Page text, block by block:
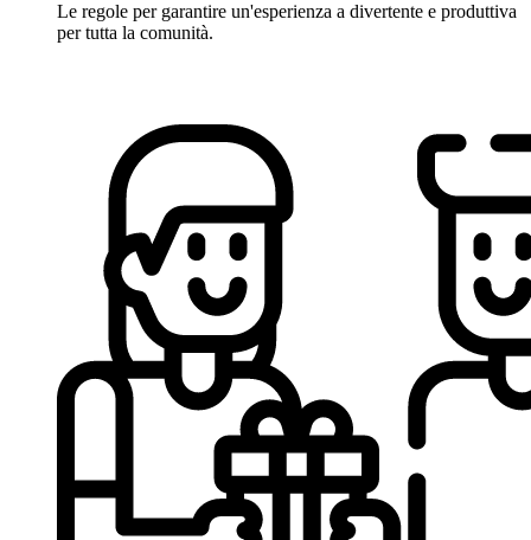
Le regole per garantire un'esperienza a divertente e produttiva
per tutta la comunità.